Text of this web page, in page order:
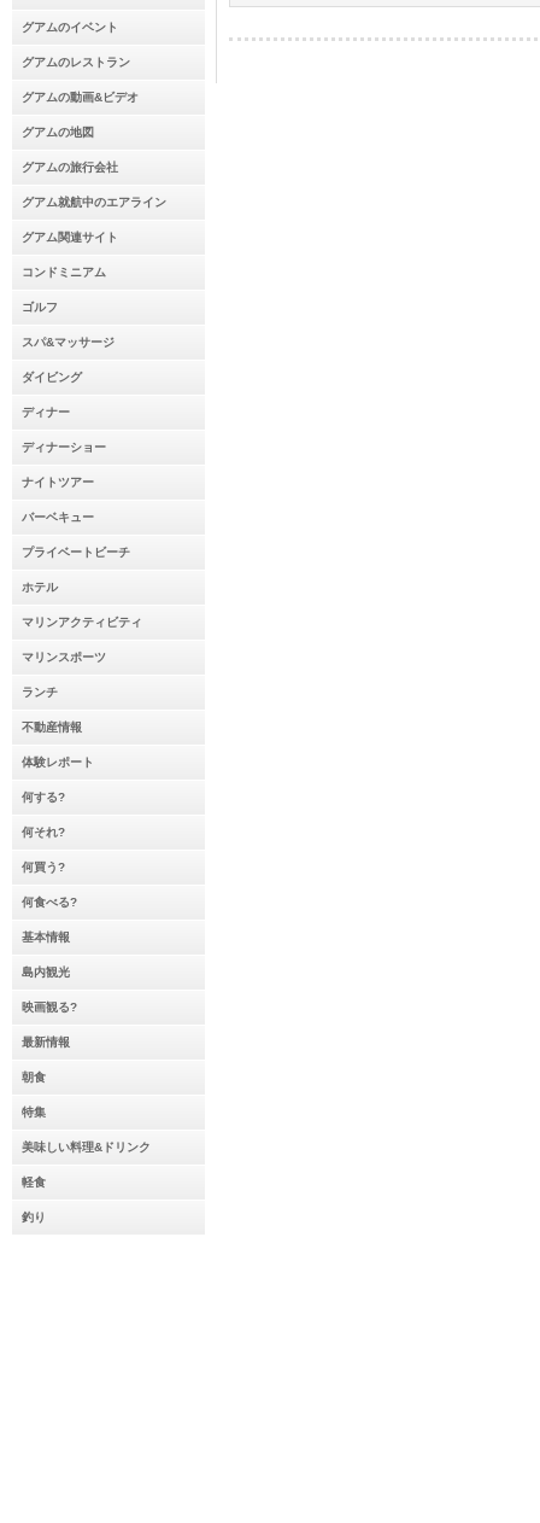
グアムのイベント
グアムのレストラン
グアムの動画&ビデオ
グアムの地図
グアムの旅行会社
グアム就航中のエアライン
グアム関連サイト
コンドミニアム
ゴルフ
スパ&マッサージ
ダイビング
ディナー
ディナーショー
ナイトツアー
バーベキュー
プライベートビーチ
ホテル
マリンアクティビティ
マリンスポーツ
ランチ
不動産情報
体験レポート
何する?
何それ?
何買う?
何食べる?
基本情報
島内観光
映画観る?
最新情報
朝食
特集
美味しい料理&ドリンク
軽食
釣り